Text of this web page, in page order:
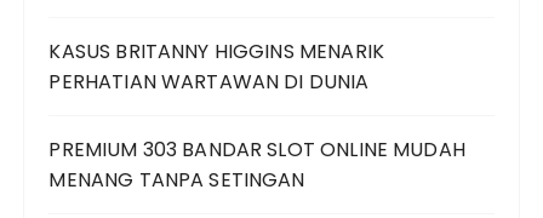
KASUS BRITANNY HIGGINS MENARIK
PERHATIAN WARTAWAN DI DUNIA
PREMIUM 303 BANDAR SLOT ONLINE MUDAH
MENANG TANPA SETINGAN